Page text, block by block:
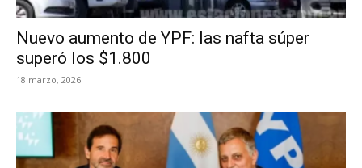
Nuevo aumento de YPF: las nafta súper
superó los $1.800
18 marzo, 2026